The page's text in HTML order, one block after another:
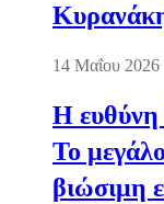
14 Μαΐου 2026
Η ευθύνη
Το
βιώσιμη